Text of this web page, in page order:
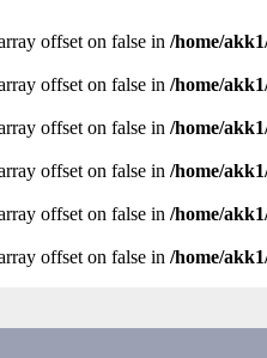
offset on false in /home/
offset on false in /home/
offset on false in /home/
offset on false in /home/
offset on false in /home/
offset on false in /home/